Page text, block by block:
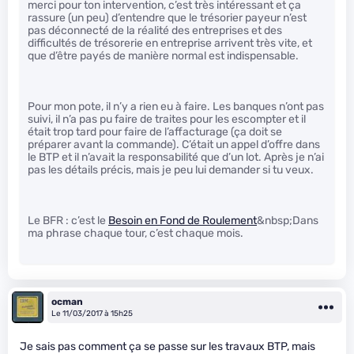
merci pour ton intervention, c’est très intéressant et ça
rassure (un peu) d’entendre que le trésorier payeur n’est
pas déconnecté de la réalité des entreprises et des
difficultés de trésorerie en entreprise arrivent très vite, et
que d’être payés de manière normal est indispensable.
Pour mon pote, il n’y a rien eu à faire. Les banques n’ont pas
suivi, il n’a pas pu faire de traites pour les escompter et il
était trop tard pour faire de l’affacturage (ça doit se
préparer avant la commande). C’était un appel d’offre dans
le BTP et il n’avait la responsabilité que d’un lot. Après je n’ai
pas les détails précis, mais je peu lui demander si tu veux.
Le BFR : c’est le Besoin en Fond de Roulement&nbsp;Dans
ma phrase chaque tour, c’est chaque mois.
ocman
Le 11/03/2017 à 15h25
Je sais pas comment ça se passe sur les travaux BTP, mais